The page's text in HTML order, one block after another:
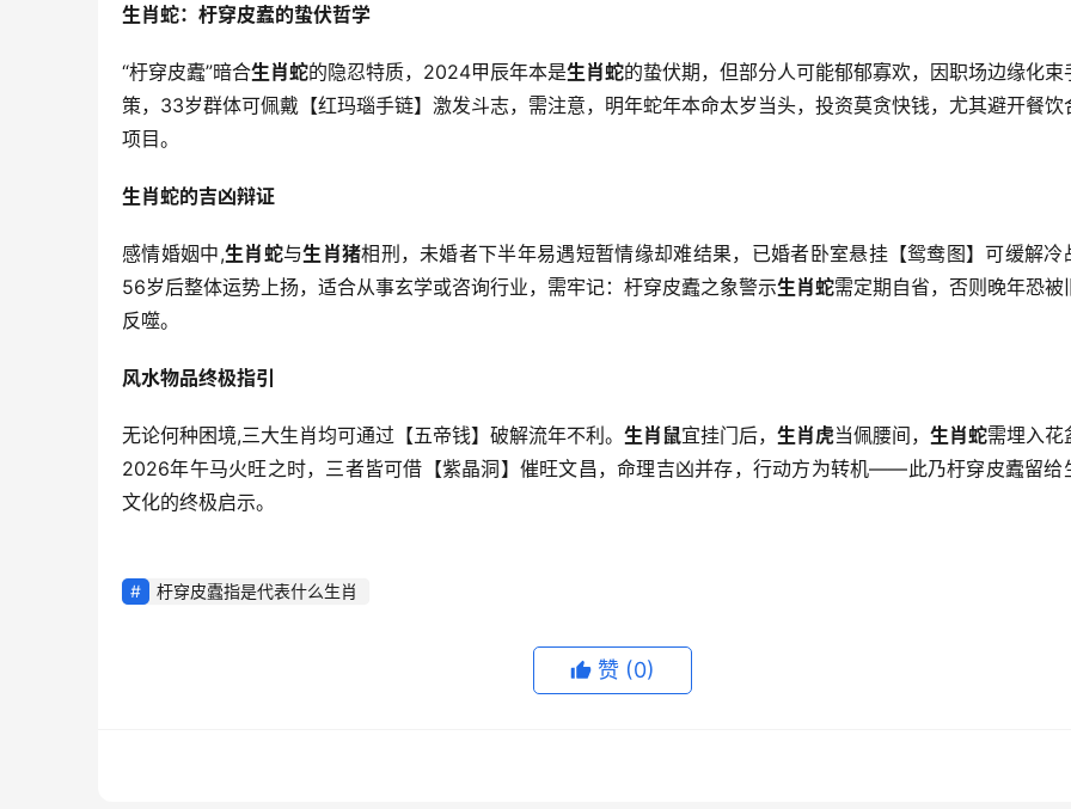
生肖蛇：杅穿皮蠹的蛰伏哲学
“杅穿皮蠹”暗合生肖蛇的隐忍特质，2024甲辰年本是生肖蛇的蛰伏期，但部分人可能郁郁寡欢，因职场边缘化束
策，33岁群体可佩戴【红玛瑙手链】激发斗志，需注意，明年蛇年本命太岁当头，投资莫贪快钱，尤其避开餐饮
项目。
生肖蛇的吉凶辩证
感情婚姻中,生肖蛇与生肖猪相刑，未婚者下半年易遇短暂情缘却难结果，已婚者卧室悬挂【鸳鸯图】可缓解冷
56岁后整体运势上扬，适合从事玄学或咨询行业，需牢记：杅穿皮蠹之象警示生肖蛇需定期自省，否则晚年恐被
反噬。
风水物品终极指引
无论何种困境,三大生肖均可通过【五帝钱】破解流年不利。 生肖鼠宜挂门后， 生肖虎当佩腰间， 生肖蛇需埋入花
2026年午马火旺之时，三者皆可借【紫晶洞】催旺文昌，命理吉凶并存，行动方为转机——此乃杅穿皮蠹留给
文化的终极启示。
杅穿皮蠹指是代表什么生肖
赞 (0)